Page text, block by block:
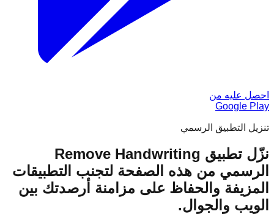
احصل عليه من
Google Play
تنزيل التطبيق الرسمي
نزّل تطبيق Remove Handwriting
الرسمي من هذه الصفحة لتجنب التطبيقات
المزيفة والحفاظ على مزامنة أرصدتك بين
الويب والجوال.